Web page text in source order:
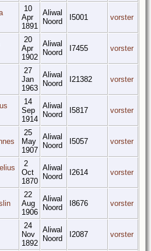
10
Apr
1891
Aliwal
Noord
I5001 vorster
20
Apr
1902
Aliwal
Noord
I7455 vorster
27
Jan
1963
Aliwal
Noord
I21382 vorster
14
Sep
1914
Aliwal
Noord
I5817 vorster
25
May
1907
Aliwal
Noord
I5057 vorster
2
Oct
1870
Aliwal
Noord
I2614 vorster
22
Aug
1906
Aliwal
Noord
I8676 vorster
24
Nov
1892
Aliwal
Noord
I2087 vorster